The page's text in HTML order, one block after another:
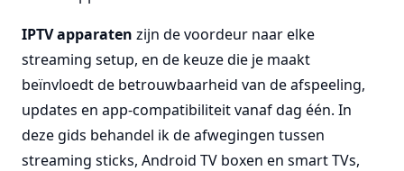
IPTV apparaten zijn de voordeur naar elke
streaming setup, en de keuze die je maakt
beïnvloedt de betrouwbaarheid van de afspeeling,
updates en app-compatibiliteit vanaf dag één. In
deze gids behandel ik de afwegingen tussen
streaming sticks, Android TV boxen en smart TVs,